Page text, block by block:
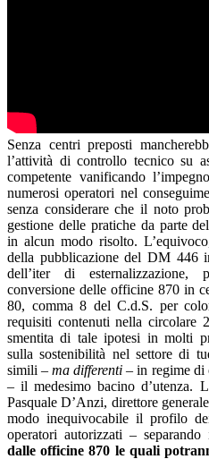
Senza centri preposti
l’attività di controllo tecnico su
competente vanificando
numerosi operatori nel
senza considerare che il noto
gestione delle pratiche da parte
in alcun modo risolto.
della pubblicazione del DM 446
dell’iter di esternalizzazione,
conversione delle officine 870 in
80, comma 8 del C.d.S. per
requisiti contenuti nella circolare
smentita di tale ipotesi in molti
sulla sostenibilità nel settore di
simili– ma differenti – in regime di
–il medesimo bacino d’utenza.
Pasquale D’Anzi, direttore
modo inequivocabile il profilo
operatori autorizzati –
dalle officine 870 le quali